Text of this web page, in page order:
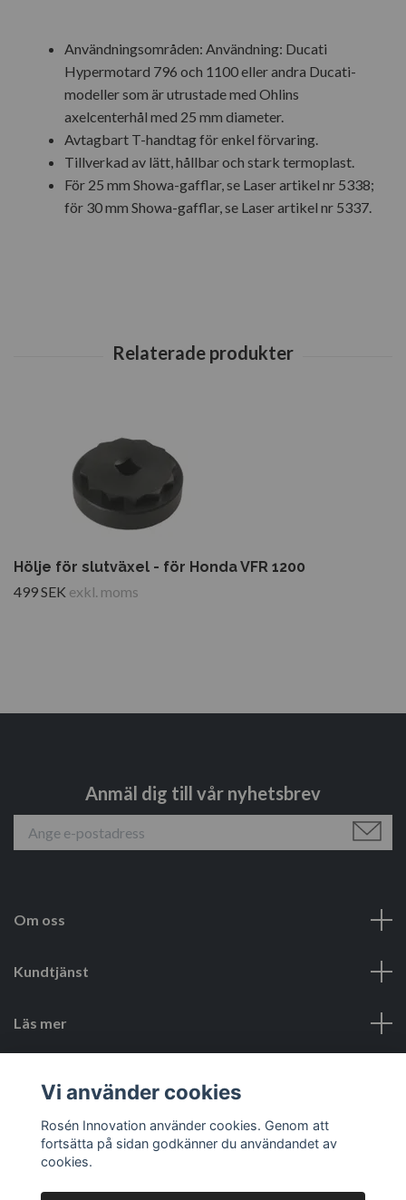
Användningsområden: Användning: Ducati
Hypermotard 796 och 1100 eller andra Ducati-
modeller som är utrustade med Ohlins
axelcenterhål med 25 mm diameter.
Avtagbart T-handtag för enkel förvaring.
Tillverkad av lätt, hållbar och stark termoplast.
För 25 mm Showa-gafflar, se Laser artikel nr 5338;
för 30 mm Showa-gafflar, se Laser artikel nr 5337.
Hölje för slutväxel - för Honda VFR 1200
499 SEK exkl. moms
Anmäl dig till vår nyhetsbrev
Om oss
Kundtjänst
Läs mer
Vi använder cookies
Rosén Innovation använder cookies. Genom att
fortsätta på sidan godkänner du användandet av
cookies.